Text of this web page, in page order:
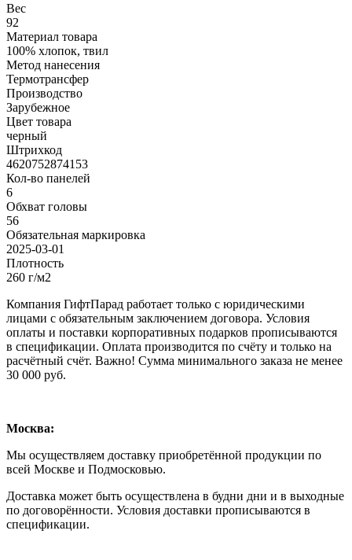
Вес
92
Материал товара
100% хлопок, твил
Метод нанесения
Термотрансфер
Производство
Зарубежное
Цвет товара
черный
Штрихкод
4620752874153
Кол-во панелей
6
Обхват головы
56
Обязательная маркировка
2025-03-01
Плотность
260 г/м2
Компания ГифтПарад работает только с юридическими
лицами с обязательным заключением договора. Условия
оплаты и поставки корпоративных подарков прописываются
в спецификации. Оплата производится по счёту и только на
расчётный счёт. Важно! Сумма минимального заказа не менее
30 000 руб.
Москва:
Мы осуществляем доставку приобретённой продукции по
всей Москве и Подмосковью.
Доставка может быть осуществлена в будни дни и в выходные
по договорённости. Условия доставки прописываются в
спецификации.